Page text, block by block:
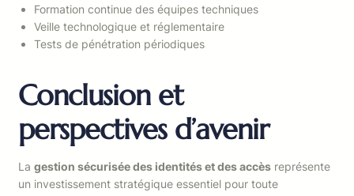
Formation continue des équipes techniques
Veille technologique et réglementaire
Tests de pénétration périodiques
Conclusion et
perspectives d’avenir
La gestion sécurisée des identités et des accès représente
un investissement stratégique essentiel pour toute